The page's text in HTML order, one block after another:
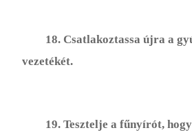
18. Csatlakoztassa újra a
vezetékét.
19. Tesztelje a fűnyírót, hogy